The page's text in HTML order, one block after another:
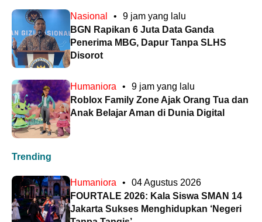
Nasional •
9 jam yang lalu
BGN Rapikan 6 Juta Data Ganda
Penerima MBG, Dapur Tanpa SLHS
Disorot
Humaniora •
9 jam yang lalu
Roblox Family Zone Ajak Orang Tua dan
Anak Belajar Aman di Dunia Digital
Trending
Humaniora •
04 Agustus 2026
FOURTALE 2026: Kala Siswa SMAN 14
Jakarta Sukses Menghidupkan ‘Negeri